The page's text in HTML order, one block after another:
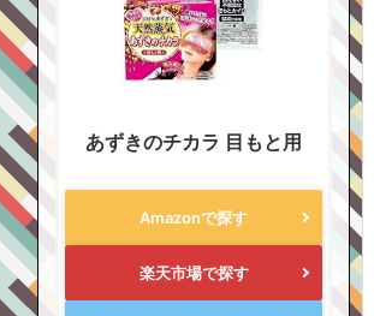
あずきのチカラ 目もと用
Amazonで探す
楽天市場で探す